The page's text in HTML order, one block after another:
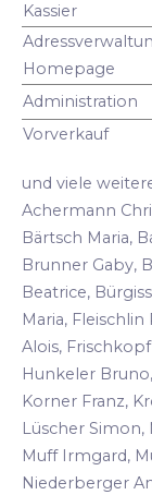
Kassier
Homepage
Administration
Vorverkauf
und viele
Achermann
Bärtsch Maria,
Brunner Gaby,
Beatrice,
Maria,
Alois,
Hunkeler
Korner Franz,
Lüscher
Muff Irmgard,
Niederberger